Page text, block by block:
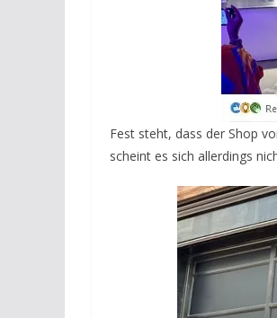
Fest steht, dass der Shop
scheint es sich allerdings